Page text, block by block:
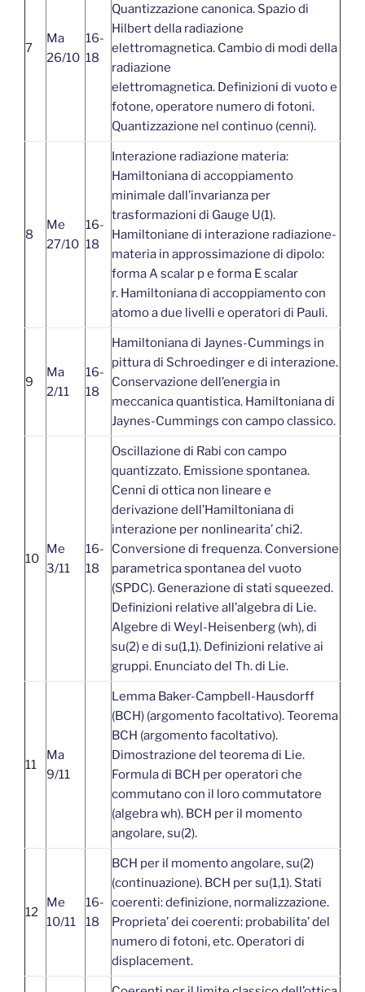
7
Ma
26/10
16-
18
Quantizzazione canonica. Spazio di
Hilbert della radiazione
elettromagnetica. Cambio di modi della
radiazione
elettromagnetica. Definizioni di vuoto e
fotone, operatore numero di fotoni.
Quantizzazione nel continuo (cenni).
8
Me
27/10
16-
18
Interazione radiazione materia:
Hamiltoniana di accoppiamento
minimale dall’invarianza per
trasformazioni di Gauge U(1).
Hamiltoniane di interazione radiazione-
materia in approssimazione di dipolo:
forma A scalar p e forma E scalar
r. Hamiltoniana di accoppiamento con
atomo a due livelli e operatori di Pauli.
9
Ma
2/11
16-
18
Hamiltoniana di Jaynes-Cummings in
pittura di Schroedinger e di interazione.
Conservazione dell’energia in
meccanica quantistica. Hamiltoniana di
Jaynes-Cummings con campo classico.
10
Me
3/11
16-
18
Oscillazione di Rabi con campo
quantizzato. Emissione spontanea.
Cenni di ottica non lineare e
derivazione dell’Hamiltoniana di
interazione per nonlinearita’ chi2.
Conversione di frequenza. Conversione
parametrica spontanea del vuoto
(SPDC). Generazione di stati squeezed.
Definizioni relative all’algebra di Lie.
Algebre di Weyl-Heisenberg (wh), di
su(2) e di su(1,1). Definizioni relative ai
gruppi. Enunciato del Th. di Lie.
11
Ma
9/11
Lemma Baker-Campbell-Hausdorff
(BCH) (argomento facoltativo). Teorema
BCH (argomento facoltativo).
Dimostrazione del teorema di Lie.
Formula di BCH per operatori che
commutano con il loro commutatore
(algebra wh). BCH per il momento
angolare, su(2).
12
Me
10/11
16-
18
BCH per il momento angolare, su(2)
(continuazione). BCH per su(1,1). Stati
coerenti: definizione, normalizzazione.
Proprieta’ dei coerenti: probabilita’ del
numero di fotoni, etc. Operatori di
displacement.